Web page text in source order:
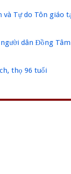
Tự do Tôn giáo
dân Đồng Tâm
thọ 96 tuổi